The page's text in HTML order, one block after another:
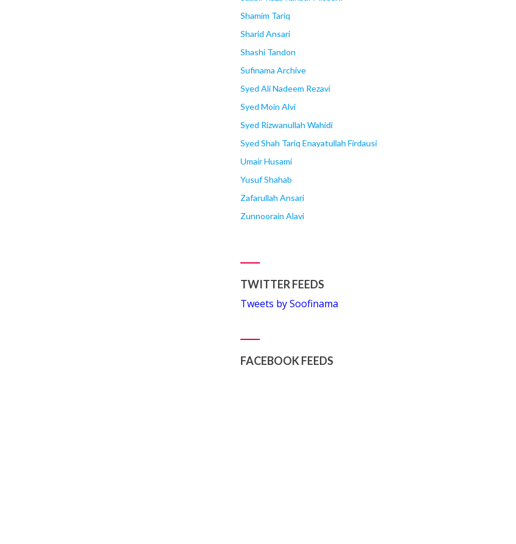
Shamim Tariq
Sharid Ansari
Shashi Tandon
Sufinama Archive
Syed Ali Nadeem Rezavi
Syed Moin Alvi
Syed Rizwanullah Wahidi
Syed Shah Tariq Enayatullah Firdausi
Umair Husami
Yusuf Shahab
Zafarullah Ansari
Zunnoorain Alavi
TWITTER FEEDS
Tweets by Soofinama
FACEBOOK FEEDS